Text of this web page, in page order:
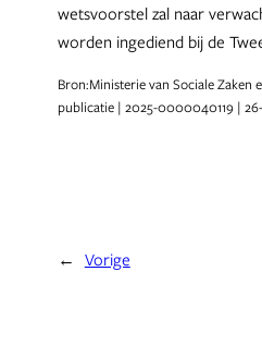
wetsvoorstel zal naar
worden ingediend bij de
Bron:Ministerie van Sociale Zaken
publicatie | 2025-0000040119 |
← Vorige